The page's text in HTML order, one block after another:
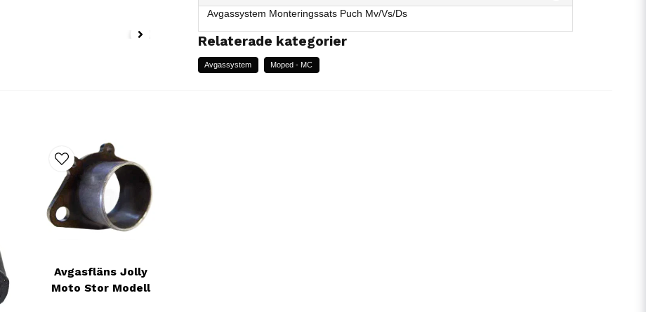
Avgassystem Monteringssats Puch Mv/Vs/Ds
Relaterade kategorier
Avgassystem Moped - MC
Avgasfläns Jolly
Moto Stor Modell